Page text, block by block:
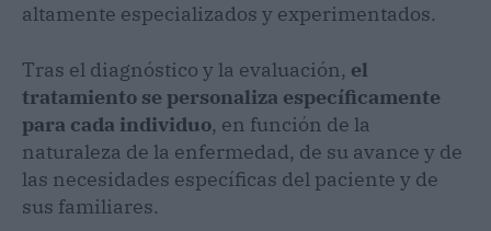
altamente especializados y experimentados.
Tras el diagnóstico y la evaluación, el
tratamiento se personaliza específicamente
para cada individuo, en función de la
naturaleza de la enfermedad, de su avance y de
las necesidades específicas del paciente y de
sus familiares.